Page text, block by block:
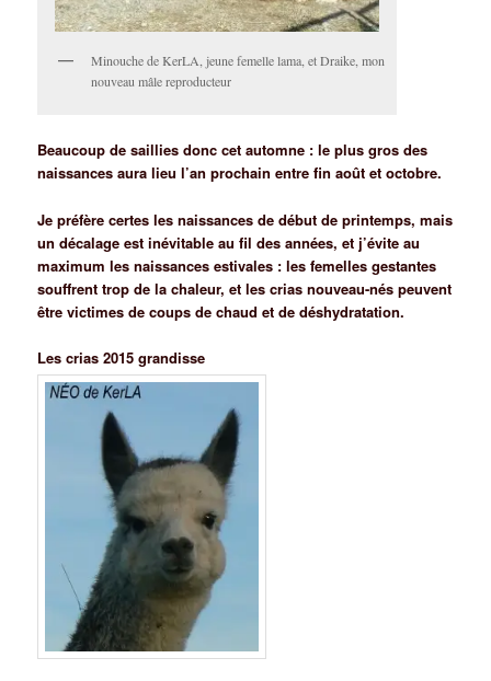
Minouche de KerLA, jeune femelle lama, et Draike, mon
nouveau mâle reproducteur
Beaucoup de saillies donc cet automne : le plus gros des
naissances aura lieu l’an prochain entre fin août et octobre.
Je préfère certes les naissances de début de printemps, mais
un décalage est inévitable au fil des années, et j’évite au
maximum les naissances estivales : les femelles gestantes
souffrent trop de la chaleur, et les crias nouveau-nés peuvent
être victimes de coups de chaud et de déshydratation.
Les crias2015 grandisse